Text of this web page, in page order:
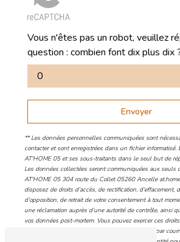
Vous n'êtes pas un robot, veuillez
question : combien font dix plus dix
Envoyer
** Les données personnelles communiquées sont
contacter et sont enregistrées dans un fichier informatisé.
AT'HOME 05 et ses sous-traitants dans le seul but de
Les données collectées seront communiquées aux seuls
AT'HOME 05 304 route du Collet 05260 Ancelle
disposez de droits d’accès, de rectification, d’effacement,
d’opposition, de retrait de votre consentement à tout
une réclamation auprès d’une autorité de contrôle, ainsi
vos données post-mortem. Vous pouvez exercer ces
l'adresse 304 route du Collet 05260 Ancelle ou par